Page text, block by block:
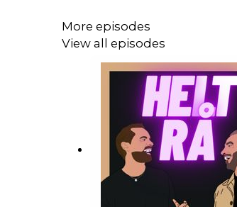
More episodes
View all episodes